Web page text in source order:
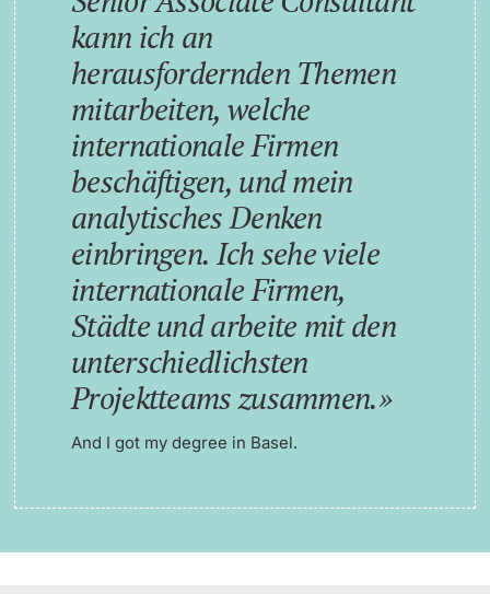
kann ich an
herausfordernden Themen
mitarbeiten, welche
internationale Firmen
beschäftigen, und mein
analytisches Denken
einbringen. Ich sehe viele
internationale Firmen,
Städte und arbeite mit den
unterschiedlichsten
Projektteams zusammen.
And I got my degree in Basel.